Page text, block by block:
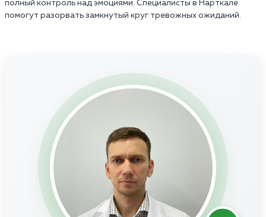
полный контроль над эмоциями. Специалисты в Нарткале
помогут разорвать замкнутый круг тревожных ожиданий.